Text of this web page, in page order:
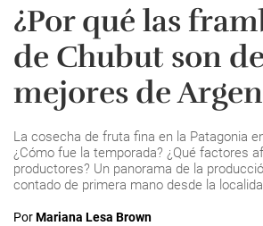
¿Por qué las
de Chubut son
mejores de
La cosecha de fruta fina en la Patagonia
¿Cómo fue la temporada? ¿Qué factores
productores? Un panorama de la
contado de primera mano desde la
PorMariana Lesa Brown